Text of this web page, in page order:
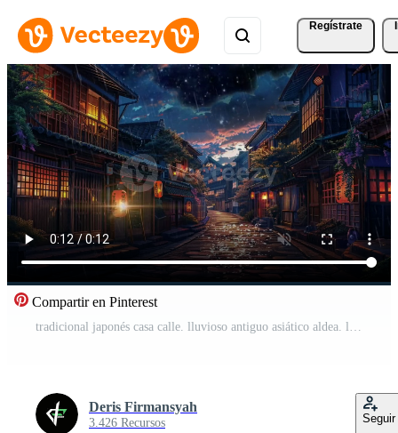
Regístrate
Compartir en Pinterest
Deris Firmansyah
3.426 Recursos Seguir